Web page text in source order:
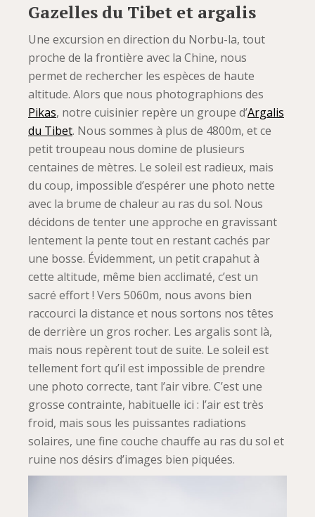
Gazelles du Tibet et argalis
Une excursion en direction du Norbu-la, tout
proche de la frontière avec la Chine, nous
permet de rechercher les espèces de haute
altitude. Alors que nous photographions des
Pikas, notre cuisinier repère un groupe d’Argalis
du Tibet. Nous sommes à plus de 4800m, et ce
petit troupeau nous domine de plusieurs
centaines de mètres. Le soleil est radieux, mais
du coup, impossible d’espérer une photo nette
avec la brume de chaleur au ras du sol. Nous
décidons de tenter une approche en gravissant
lentement la pente tout en restant cachés par
une bosse. Évidemment, un petit crapahut à
cette altitude, même bien acclimaté, c’est un
sacré effort ! Vers 5060m, nous avons bien
raccourci la distance et nous sortons nos têtes
de derrière un gros rocher. Les argalis sont là,
mais nous repèrent tout de suite. Le soleil est
tellement fort qu’il est impossible de prendre
une photo correcte, tant l’air vibre. C’est une
grosse contrainte, habituelle ici : l’air est très
froid, mais sous les puissantes radiations
solaires, une fine couche chauffe au ras du sol et
ruine nos désirs d’images bien piquées.